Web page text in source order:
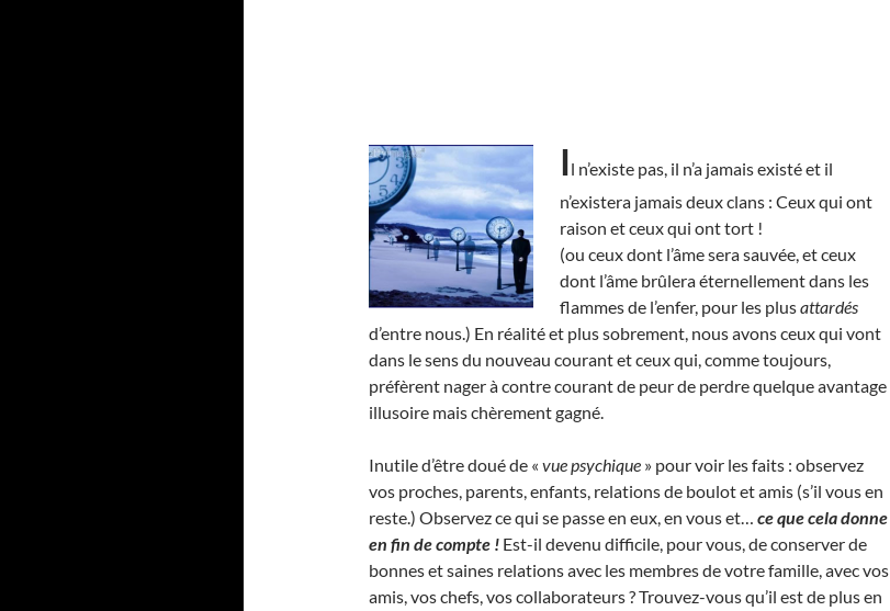
Il n’existe pas, il n’a jamais existé et il
n’existera jamais deux clans : Ceux qui ont
raison et ceux qui ont tort !
(ou ceux dont l’âme sera sauvée, et ceux
dont l’âme brûlera éternellement dans les
flammes de l’enfer, pour les plusattardés
d’entre nous.) En réalité et plus sobrement, nous avons ceux qui vont
dans le sens du nouveau courant et ceux qui, comme toujours,
préfèrent nager à contre courant de peur de perdre quelque avantage
illusoire mais chèrement gagné.
Inutile d’être doué de « vue psychique » pour voir les faits : observez
vos proches, parents, enfants, relations de boulot et amis (s’il vous en
reste.) Observez ce qui se passe en eux, en vous et… ce que cela donne
en fin de compte ! Est-il devenu difficile, pour vous, de conserver de
bonnes et saines relations avec les membres de votre famille, avec vos
amis, vos chefs, vos collaborateurs ? Trouvez-vous qu’il est de plus en